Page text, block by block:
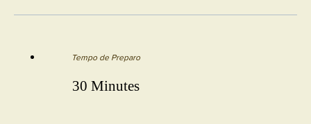
Tempo de Preparo
30 Minutes